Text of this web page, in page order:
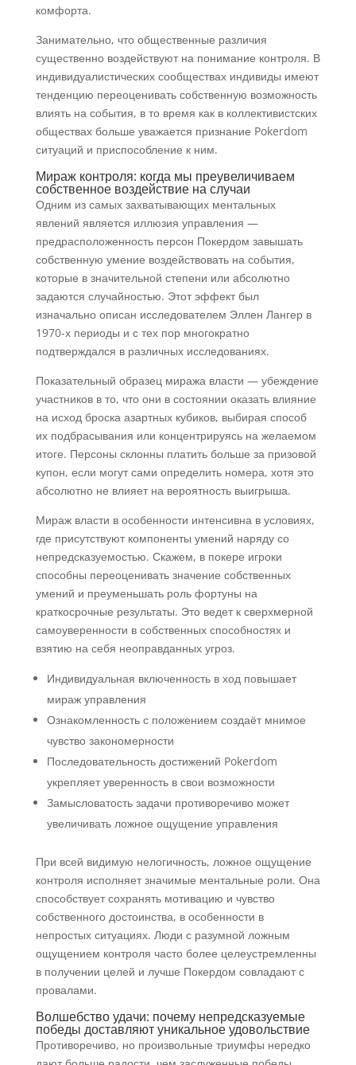
комфорта.
Занимательно, что общественные различия
существенно воздействуют на понимание контроля. В
индивидуалистических сообществах индивиды имеют
тенденцию переоценивать собственную возможность
влиять на события, в то время как в коллективистских
обществах больше уважается признание Pokerdom
ситуаций и приспособление к ним.
Мираж контроля: когда мы преувеличиваем
собственное воздействие на случаи
Одним из самых захватывающих ментальных
явлений является иллюзия управления —
предрасположенность персон Покердом завышать
собственную умение воздействовать на события,
которые в значительной степени или абсолютно
задаются случайностью. Этот эффект был
изначально описан исследователем Эллен Лангер в
1970-х периоды и с тех пор многократно
подтверждался в различных исследованиях.
Показательный образец миража власти — убеждение
участников в то, что они в состоянии оказать влияние
на исход броска азартных кубиков, выбирая способ
их подбрасывания или концентрируясь на желаемом
итоге. Персоны склонны платить больше за призовой
купон, если могут сами определить номера, хотя это
абсолютно не влияет на вероятность выигрыша.
Мираж власти в особенности интенсивна в условиях,
где присутствуют компоненты умений наряду со
непредсказуемостью. Скажем, в покере игроки
способны переоценивать значение собственных
умений и преуменьшать роль фортуны на
краткосрочные результаты. Это ведет к сверхмерной
самоуверенности в собственных способностях и
взятию на себя неоправданных угроз.
Индивидуальная включенность в ход повышает
мираж управления
Ознакомленность с положением создаёт мнимое
чувство закономерности
Последовательность достижений Pokerdom
укрепляет уверенность в свои возможности
Замысловатость задачи противоречиво может
увеличивать ложное ощущение управления
При всей видимую нелогичность, ложное ощущение
контроля исполняет значимые ментальные роли. Она
способствует сохранять мотивацию и чувство
собственного достоинства, в особенности в
непростых ситуациях. Люди с разумной ложным
ощущением контроля часто более целеустремленны
в получении целей и лучше Покердом совладают с
провалами.
Волшебство удачи: почему непредсказуемые
победы доставляют уникальное удовольствие
Противоречиво, но произвольные триумфы нередко